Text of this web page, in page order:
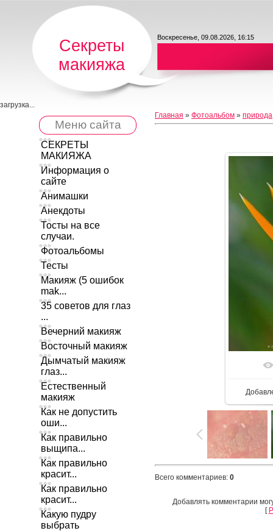
Секреты
макияжа
Воскресенье, 09.08.2026, 16:15
загрузка...
Меню сайта
СЕКРЕТЫ
МАКИЯЖА
Информация о
сайте
Анимашки
Анекдоты
Тосты на все
случаи.
Фотоальбомы
Тесты
Макияж (5 ошибок
mak...
35 советов для глаз
...
Вечерний макияж
Восточный макияж
Дымчатый макияж
глаз...
Естественный
макияж
Как не допустить
оши...
Как правильно
выщипа...
Как правильно
красит...
Как правильно
красит...
Какую пудру
выбрать
Главная » Фотоальбом » природа
Всего комментариев: 0
Добавлять комментарии
[